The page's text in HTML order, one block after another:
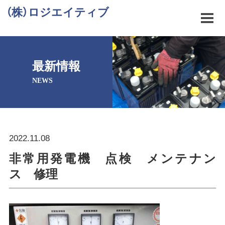
（株）ロジエイティブ
最新情報
NEWS
2022.11.08
非常用発電機 点検 メンテナン
ス 修理